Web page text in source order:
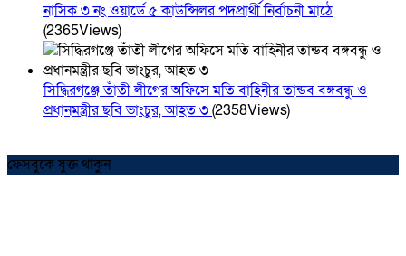
নাসিক ৩ নং ওয়ার্ডে ৫ কাউন্সিলর পদপ্রার্থী নির্বাচনী মাঠে
(2365Views)
সিদ্ধিরগঞ্জে তাঁতী লীগের অফিসে মতি বাহিনীর তান্ডব বঙ্গবন্ধু ও
প্রধানমন্ত্রীর ছবি ভাংচুর, আহত ৩(2358Views)
ফেসবুকে যুক্ত থাকুন